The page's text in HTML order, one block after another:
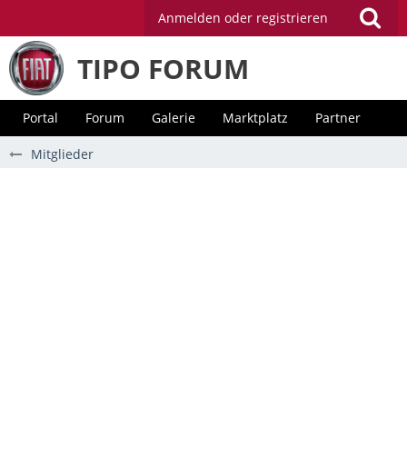
Anmelden oder registrieren
TIPO FORUM
Portal Forum Galerie Marktplatz Partner
Mitglieder